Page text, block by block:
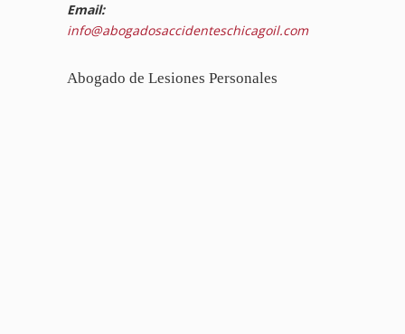
Email:
info@abogadosaccidenteschicagoil.com
Abogado de Lesiones Personales